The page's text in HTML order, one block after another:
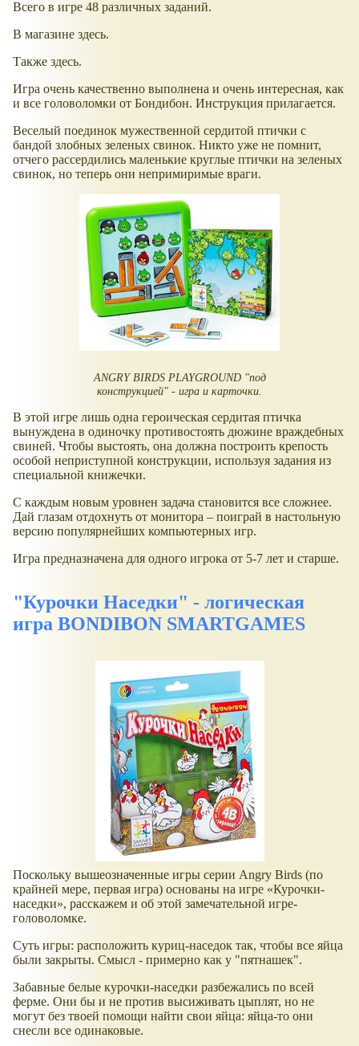
Всего в игре 48 различных заданий.
В магазине здесь.
Также здесь.
Игра очень качественно выполнена и очень интересная, как
и все головоломки от Бондибон. Инструкция прилагается.
Веселый поединок мужественной сердитой птички с
бандой злобных зеленых свинок. Никто уже не помнит,
отчего рассердились маленькие круглые птички на зеленых
свинок, но теперь они непримиримые враги.
ANGRY BIRDS PLAYGROUND "под
конструкцией" - игра и карточки.
В этой игре лишь одна героическая сердитая птичка
вынуждена в одиночку противостоять дюжине враждебных
свиней. Чтобы выстоять, она должна построить крепость
особой неприступной конструкции, используя задания из
специальной книжечки.
С каждым новым уровнен задача становится все сложнее.
Дай глазам отдохнуть от монитора – поиграй в настольную
версию популярнейших компьютерных игр.
Игра предназначена для одного игрока от 5-7 лет и старше.
"Курочки Наседки" - логическая
игра BONDIBON SMARTGAMES
Поскольку вышеозначенные игры серии Angry Birds (по
крайней мере, первая игра) основаны на игре
Курочки-
наседки , расскажем и об этой замечательной игре-
головоломке.
Суть игры: расположить куриц-наседок так, чтобы все яйца
были закрыты. Смысл - примерно как у "пятнашек".
Забавные белые курочки-наседки разбежались по всей
ферме. Они бы и не против высиживать цыплят, но не
могут без твоей помощи найти свои яйца: яйца-то они
снесли все одинаковые.